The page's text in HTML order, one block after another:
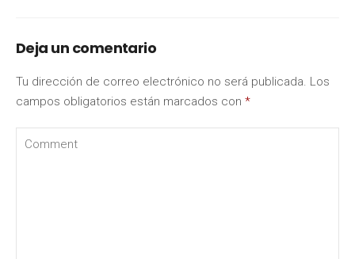
Deja un comentario
Tu dirección de correo electrónico no será publicada. Los
campos obligatorios están marcados con *